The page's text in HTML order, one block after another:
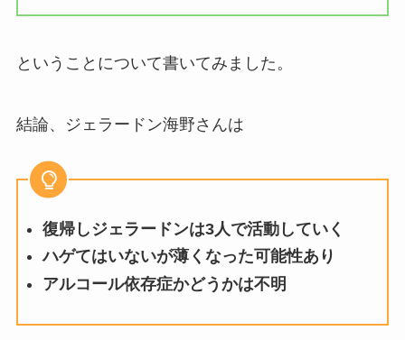
ということについて書いてみました。
結論、ジェラードン海野さんは
復帰しジェラードンは3人で活動していく
ハゲてはいないが薄くなった可能性あり
アルコール依存症かどうかは不明